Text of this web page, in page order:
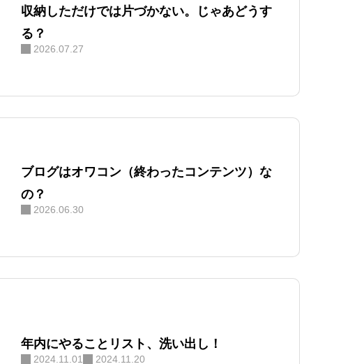
収納しただけでは片づかない。じゃあどうす
る？
2026.07.27
ブログはオワコン（終わったコンテンツ）な
の？
2026.06.30
年内にやることリスト、洗い出し！
2024.11.01 2024.11.20